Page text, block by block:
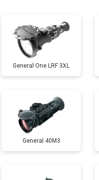
General One LRF 3XL
General 40M3